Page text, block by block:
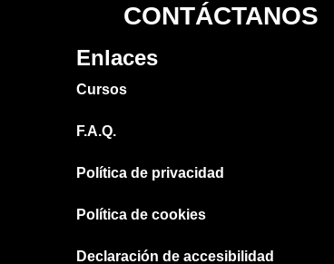
CONTÁCTANOS
Enlaces
Cursos
F.A.Q.
Política de privacidad
Política de cookies
Declaración de accesibilidad